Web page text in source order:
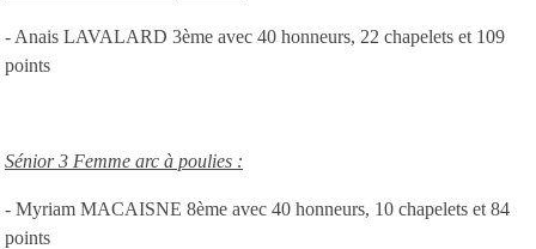
- Anais LAVALARD 3ème avec 40 honneurs, 22 chapelets et 109
points
Sénior 3 Femme arc à poulies :
- Myriam MACAISNE 8ème avec 40 honneurs, 10 chapelets et 84
points